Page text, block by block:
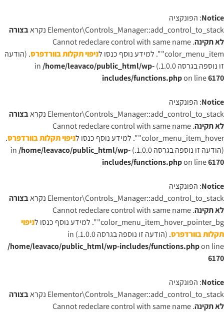
Notice: הפונקציה
Elementor\Controls_Manager::add_control_to_stack נקרא
בצורה
לא תקינה . Cannot redeclare control with same name
"color_menu_item". למידע נוסף כנסו ל
ניפוי תקלות בוורדפרס. (הודעה
זו נוספה בגרסה 1.0.0.) in
/home/leavaco/public_html/wp-
includes/functions.phpon line6170
Notice: הפונקציה
Elementor\Controls_Manager::add_control_to_stack נקרא
בצורה
לא תקינה . Cannot redeclare control with same name
"color_menu_item_hover". למידע נוסף כנסו ל
ניפוי תקלות בוורדפרס.
(הודעה זו נוספה בגרסה 1.0.0.) in
/home/leavaco/public_html/wp-
includes/functions.phpon line6170
Notice: הפונקציה
Elementor\Controls_Manager::add_control_to_stack נקרא
בצורה
לא תקינה . Cannot redeclare control with same name
"color_menu_item_hover_pointer_bg". למידע נוסף כנסו ל
ניפוי
תקלות בוורדפרס. (הודעה זו נוספה בגרסה 1.0.0.) in
/home/leavaco/public_html/wp-includes/functions.phpon line
6170
Notice: הפונקציה
Elementor\Controls_Manager::add_control_to_stack נקרא
בצורה
לא תקינה . Cannot redeclare control with same name